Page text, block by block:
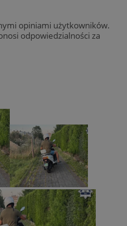
opiniami użytkowników.
odpowiedzialności za